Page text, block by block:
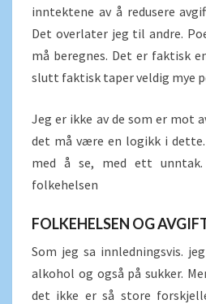
inntektene av å redusere
Det overlater jeg til andre.
må beregnes. Det er faktisk
slutt faktisk taper veldig mye
Jeg er ikke av de som er mot
det må være en logikk i
med å se, med ett
folkehelsen
FOLKEHELSEN OG
Som jeg sa innledningsvis.
alkohol og også på sukker.
det ikke er så store